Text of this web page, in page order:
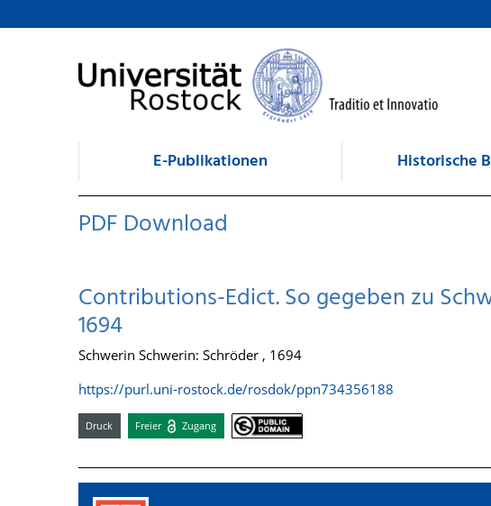
zum Inhalt
E-Publikationen Historische
PDF Download
Contributions-Edict. So gegeben zu
1694
Schwerin Schwerin: Schröder , 1694
https://purl.uni-rostock.de/rosdok/ppn734356188
Druck Freier Zugang